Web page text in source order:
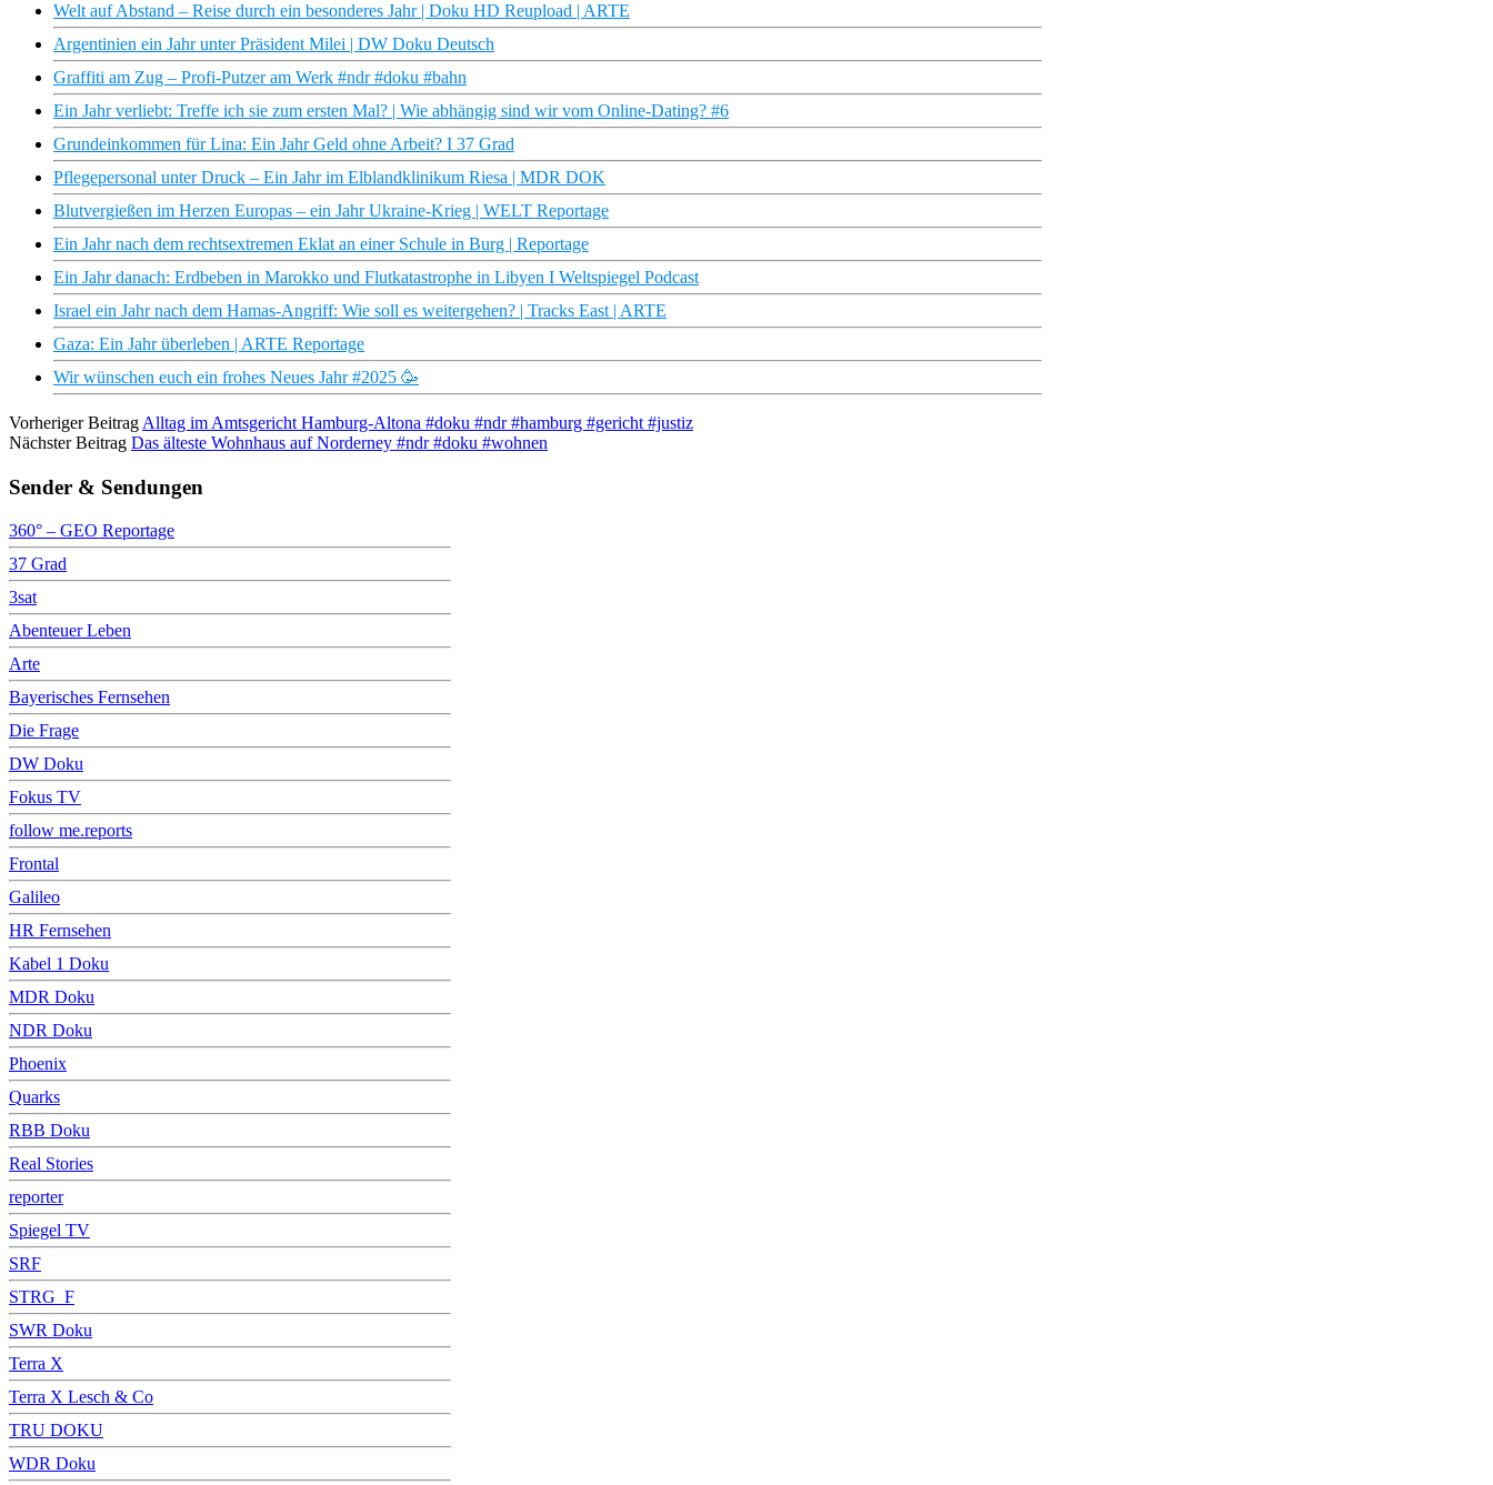
Welt auf Abstand – Reise durch ein besonderes Jahr | Doku HD Reupload | ARTE
Argentinien ein Jahr unter Präsident Milei | DW Doku Deutsch
Graffiti am Zug – Profi-Putzer am Werk #ndr #doku #bahn
Ein Jahr verliebt: Treffe ich sie zum ersten Mal? | Wie abhängig sind wir vom Online-Dating? #6
Grundeinkommen für Lina: Ein Jahr Geld ohne Arbeit? I 37 Grad
Pflegepersonal unter Druck – Ein Jahr im Elblandklinikum Riesa | MDR DOK
Blutvergießen im Herzen Europas – ein Jahr Ukraine-Krieg | WELT Reportage
Ein Jahr nach dem rechtsextremen Eklat an einer Schule in Burg | Reportage
Ein Jahr danach: Erdbeben in Marokko und Flutkatastrophe in Libyen I Weltspiegel Podcast
Israel ein Jahr nach dem Hamas-Angriff: Wie soll es weitergehen? | Tracks East | ARTE
Gaza: Ein Jahr überleben | ARTE Reportage
Wir wünschen euch ein frohes Neues Jahr #2025 🥳
Vorheriger Beitrag Alltag im Amtsgericht Hamburg-Altona #doku #ndr #hamburg #gericht #justiz
Nächster Beitrag Das älteste Wohnhaus auf Norderney #ndr #doku #wohnen
Sender & Sendungen
360° – GEO Reportage
37 Grad
3sat
Abenteuer Leben
Arte
Bayerisches Fernsehen
Die Frage
DW Doku
Fokus TV
follow me.reports
Frontal
Galileo
HR Fernsehen
Kabel 1 Doku
MDR Doku
NDR Doku
Phoenix
Quarks
RBB Doku
Real Stories
reporter
Spiegel TV
SRF
STRG_F
SWR Doku
Terra X
Terra X Lesch & Co
TRU DOKU
WDR Doku